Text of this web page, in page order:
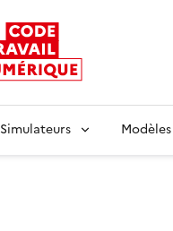
Simulateurs